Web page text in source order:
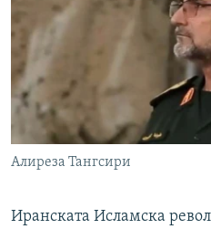
Алиреза Тангсири
Иранската Исламска